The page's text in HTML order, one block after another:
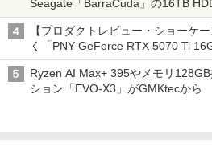
Seagate「BarraCuda」の16TB
NAS・ビジネス向けは上昇傾向 [8
【プロダクトレビュー・ショーケ
く「PNY GeForce RTX 5070 Ti
ドでも2スロット厚で長さ30cm切
ーマンスと冷却は万全 text by 内田
Ryzen AI Max+ 395やメモリ
ション「EVO-X3」がGMKtecから